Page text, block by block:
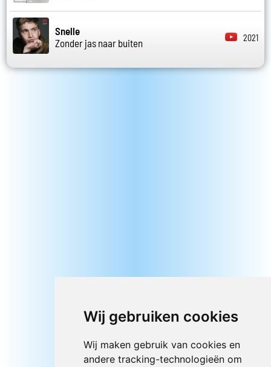
Wij gebruiken cookies
Wij maken gebruik van cookies en
andere tracking-technologieën om
Snelle
Zonder jas naar buiten
2021